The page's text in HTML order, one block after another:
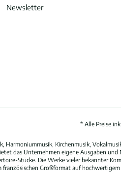
Newsletter
* Alle Preise
Harmoniummusik, Kirchenmusik,
das Unternehmen eigene Ausgaben
Stücke. Die Werke vieler bekannter
französischen Großformat auf